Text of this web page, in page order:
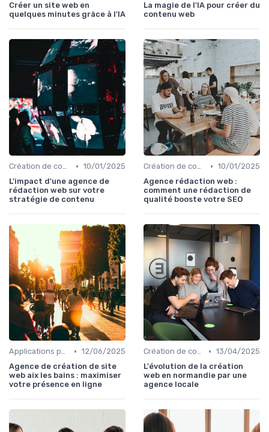
Créer un site web en
quelques minutes grâce à l'IA
La magie de l'IA pour créer du
contenu web
Création de contenu assistée par IA • 10/01/2025
L'impact d'une agence de
rédaction web sur votre
stratégie de contenu
Création de contenu assistée par IA • 10/01/2025
Agence rédaction web :
comment une rédaction de
qualité booste votre SEO
Applications pour la maison connectée • 12/06/2025
Agence de création de site
web aix les bains : maximiser
votre présence en ligne
Création de contenu assistée par IA • 13/04/2025
L'évolution de la création
web en normandie par une
agence locale